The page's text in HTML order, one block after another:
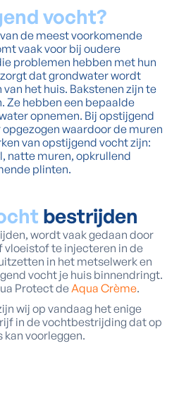
vocht?
de meest voorkomende
vaak voor bij oudere
problemen hebben met hun
dat grondwater wordt
het huis. Bakstenen zijn te
Ze hebben een bepaalde
opnemen. Bij opstijgend
waardoor de muren
van opstijgend vocht zijn:
natte muren, opkrullend
plinten.
bestrijden
wordt vaak gedaan door
vloeistof te injecteren in de
in het metselwerk en
vocht je huis binnendringt.
Protect de Aqua Crème.
wij op vandaag het enige
in de vochtbestrijding dat op
voorleggen.